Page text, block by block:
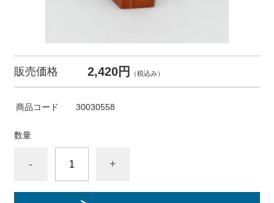
販売価格 2,420円 （税込み）
商品コード 30030558
数量
- +